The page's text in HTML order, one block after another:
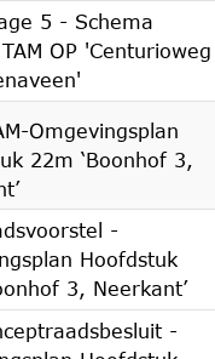
5 - Schema
OP 'Centurioweg
Omgevingsplan
22m ‘Boonhof 3,
-
Hoofdstuk
3, Neerkant’
-